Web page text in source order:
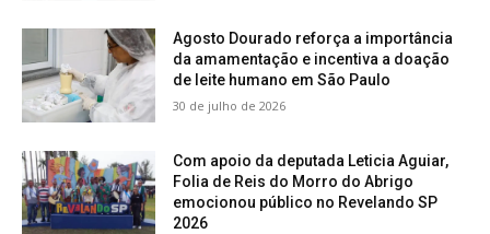
Agosto Dourado reforça a importância
da amamentação e incentiva a doação
de leite humano em São Paulo
30 de julho de 2026
Com apoio da deputada Leticia Aguiar,
Folia de Reis do Morro do Abrigo
emocionou público no Revelando SP
2026